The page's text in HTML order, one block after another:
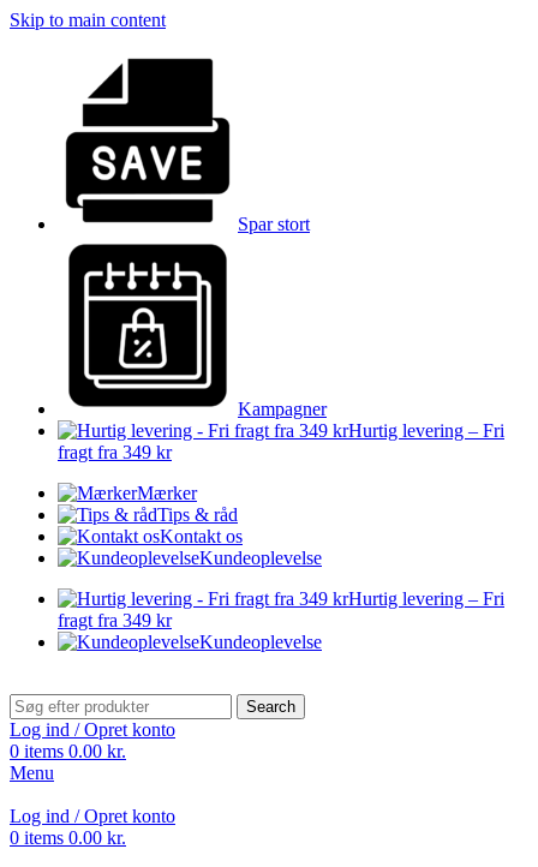
Skip to main content
Spar stort
Kampagner
Hurtig levering – Fri
fragt fra 349 kr
Mærker
Tips & råd
Kontakt os
Kundeoplevelse
Hurtig levering – Fri
fragt fra 349 kr
Kundeoplevelse
Search
Log ind / Opret konto
0 items 0.00 kr.
Menu
Log ind / Opret konto
0 items 0.00 kr.